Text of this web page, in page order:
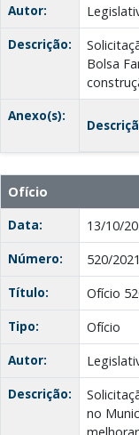
Autor:
Descrição:
Bolsa
Anexo(s):
Ofício
Data:
13/10/
Número:
520/2021
Título:
Ofício
Tipo:
Ofício
Autor:
Descrição:
no